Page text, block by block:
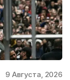
9 Августа, 2026